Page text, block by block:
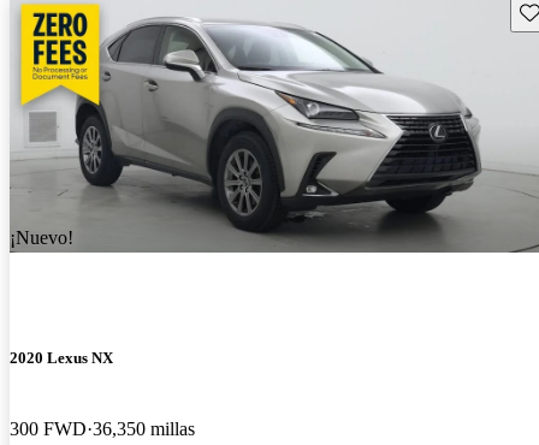
¡Nuevo!
2020 Lexus NX
300 FWD 36,350 millas